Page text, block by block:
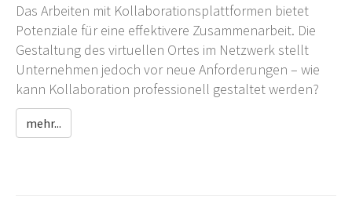
Das Arbeiten mit Kollaborationsplattformen bietet
Potenziale für eine effektivere Zusammenarbeit. Die
Gestaltung des virtuellen Ortes im Netzwerk stellt
Unternehmen jedoch vor neue Anforderungen – wie
kann Kollaboration professionell gestaltet werden?
mehr...